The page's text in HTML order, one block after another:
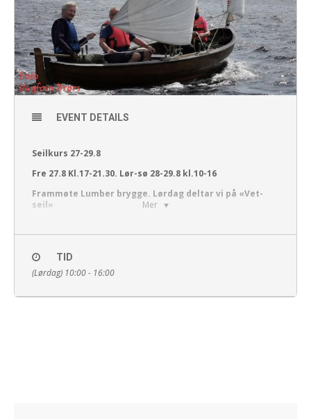
Mer
EVENT DETAILS
Seilkurs 27-29.8
Fre 27.8 Kl.17-21.30. Lør-sø 28-29.8 kl.10-16
Frammøte Lumber brygge. Lørdag deltar vi på «Vet-
seil»
Påmeldingsfrist senest 24. august til
saltebua@bragdoya.no
Instruktører Tom Andresen, Ole Stian Øslebye og Olav
TID
(Lørdag) 10:00 - 16:00